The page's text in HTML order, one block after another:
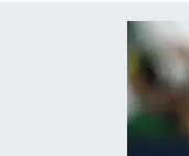
Etkinlikler